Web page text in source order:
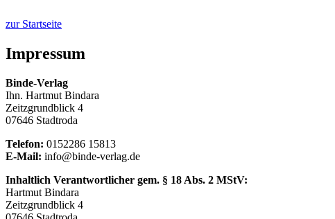
zur Startseite
Impressum
Binde-Verlag
Ihn. Hartmut Bindara
Zeitzgrundblick 4
07646 Stadtroda
Telefon: 0152286 15813
E-Mail: info@binde-verlag.de
Inhaltlich Verantwortlicher gem. § 18 Abs. 2 MStV:
Hartmut Bindara
Zeitzgrundblick 4